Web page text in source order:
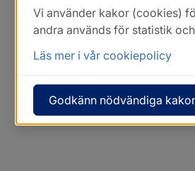
Vi använder kakor (cookies)
andra används för statistik
Läs mer i vår cookiepolicy
Godkänn nödvändiga kakor